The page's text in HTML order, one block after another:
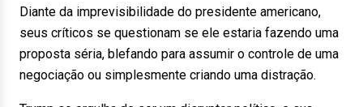
Diante da imprevisibilidade do presidente americano,
seus críticos se questionam se ele estaria fazendo uma
proposta séria, blefando para assumir o controle de uma
negociação ou simplesmente criando uma distração.